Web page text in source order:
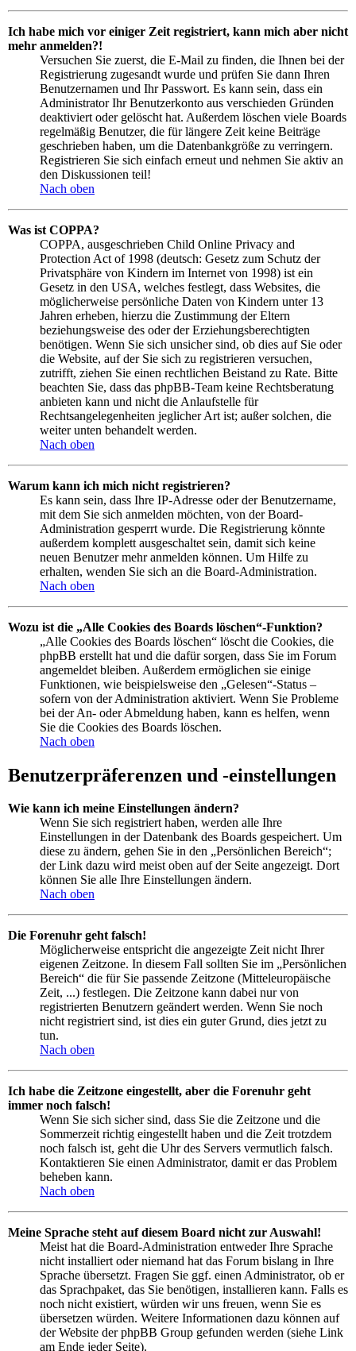
Ich habe mich vor einiger Zeit registriert, kann mich aber nicht
mehr anmelden?!
Versuchen Sie zuerst, die E-Mail zu finden, die Ihnen bei der
Registrierung zugesandt wurde und prüfen Sie dann Ihren
Benutzernamen und Ihr Passwort. Es kann sein, dass ein
Administrator Ihr Benutzerkonto aus verschieden Gründen
deaktiviert oder gelöscht hat. Außerdem löschen viele Boards
regelmäßig Benutzer, die für längere Zeit keine Beiträge
geschrieben haben, um die Datenbankgröße zu verringern.
Registrieren Sie sich einfach erneut und nehmen Sie aktiv an
den Diskussionen teil!
Nach oben
Was ist COPPA?
COPPA, ausgeschrieben Child Online Privacy and
Protection Act of 1998 (deutsch: Gesetz zum Schutz der
Privatsphäre von Kindern im Internet von 1998) ist ein
Gesetz in den USA, welches festlegt, dass Websites, die
möglicherweise persönliche Daten von Kindern unter 13
Jahren erheben, hierzu die Zustimmung der Eltern
beziehungsweise des oder der Erziehungsberechtigten
benötigen. Wenn Sie sich unsicher sind, ob dies auf Sie oder
die Website, auf der Sie sich zu registrieren versuchen,
zutrifft, ziehen Sie einen rechtlichen Beistand zu Rate. Bitte
beachten Sie, dass das phpBB-Team keine Rechtsberatung
anbieten kann und nicht die Anlaufstelle für
Rechtsangelegenheiten jeglicher Art ist; außer solchen, die
weiter unten behandelt werden.
Nach oben
Warum kann ich mich nicht registrieren?
Es kann sein, dass Ihre IP-Adresse oder der Benutzername,
mit dem Sie sich anmelden möchten, von der Board-
Administration gesperrt wurde. Die Registrierung könnte
außerdem komplett ausgeschaltet sein, damit sich keine
neuen Benutzer mehr anmelden können. Um Hilfe zu
erhalten, wenden Sie sich an die Board-Administration.
Nach oben
Wozu ist die „Alle Cookies des Boards löschen“-Funktion?
„Alle Cookies des Boards löschen“ löscht die Cookies, die
phpBB erstellt hat und die dafür sorgen, dass Sie im Forum
angemeldet bleiben. Außerdem ermöglichen sie einige
Funktionen, wie beispielsweise den „Gelesen“-Status –
sofern von der Administration aktiviert. Wenn Sie Probleme
bei der An- oder Abmeldung haben, kann es helfen, wenn
Sie die Cookies des Boards löschen.
Nach oben
Benutzerpräferenzen und -einstellungen
Wie kann ich meine Einstellungen ändern?
Wenn Sie sich registriert haben, werden alle Ihre
Einstellungen in der Datenbank des Boards gespeichert. Um
diese zu ändern, gehen Sie in den „Persönlichen Bereich“;
der Link dazu wird meist oben auf der Seite angezeigt. Dort
können Sie alle Ihre Einstellungen ändern.
Nach oben
Die Forenuhr geht falsch!
Möglicherweise entspricht die angezeigte Zeit nicht Ihrer
eigenen Zeitzone. In diesem Fall sollten Sie im „Persönlichen
Bereich“ die für Sie passende Zeitzone (Mitteleuropäische
Zeit, ...) festlegen. Die Zeitzone kann dabei nur von
registrierten Benutzern geändert werden. Wenn Sie noch
nicht registriert sind, ist dies ein guter Grund, dies jetzt zu
tun.
Nach oben
Ich habe die Zeitzone eingestellt, aber die Forenuhr geht
immer noch falsch!
Wenn Sie sich sicher sind, dass Sie die Zeitzone und die
Sommerzeit richtig eingestellt haben und die Zeit trotzdem
noch falsch ist, geht die Uhr des Servers vermutlich falsch.
Kontaktieren Sie einen Administrator, damit er das Problem
beheben kann.
Nach oben
Meine Sprache steht auf diesem Board nicht zur Auswahl!
Meist hat die Board-Administration entweder Ihre Sprache
nicht installiert oder niemand hat das Forum bislang in Ihre
Sprache übersetzt. Fragen Sie ggf. einen Administrator, ob er
das Sprachpaket, das Sie benötigen, installieren kann. Falls es
noch nicht existiert, würden wir uns freuen, wenn Sie es
übersetzen würden. Weitere Informationen dazu können auf
der Website der phpBB Group gefunden werden (siehe Link
am Ende jeder Seite).